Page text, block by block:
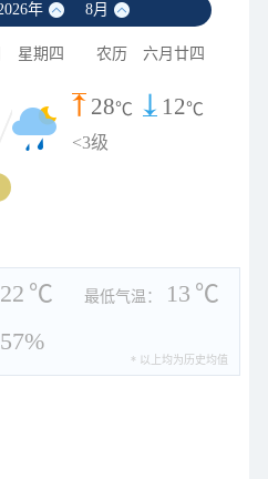
年 8月
星期四 农历 六月廿四
28℃ 12℃
<3级
22 ℃ 最低气温： 13 ℃
57%
* 以上均为历史均值